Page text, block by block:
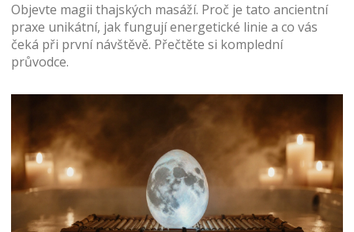
Objevte magii thajských masáží. Proč je tato ancientní
praxe unikátní, jak fungují energetické linie a co vás
čeká při první návštěvě. Přečtěte si komplední
průvodce.